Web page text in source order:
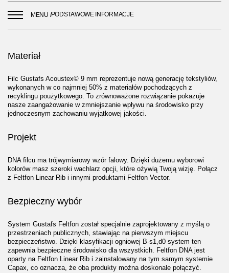
MENU /PODSTAWOWE INFORMACJE
Materiał
Filc Gustafs Acoustex© 9 mm reprezentuje nową generację tekstyliów,
wykonanych w co najmniej 50% z materiałów pochodzących z
recyklingu poużytkowego. To zrównoważone rozwiązanie pokazuje
nasze zaangażowanie w zmniejszanie wpływu na środowisko przy
jednoczesnym zachowaniu wyjątkowej jakości.
Projekt
DNA filcu ma trójwymiarowy wzór falowy. Dzięki dużemu wyborowi
kolorów masz szeroki wachlarz opcji, które ożywią Twoją wizję. Połącz
z Feltfon Linear Rib i innymi produktami Feltfon Vector.
Bezpieczny wybór
System Gustafs Feltfon został specjalnie zaprojektowany z myślą o
przestrzeniach publicznych, stawiając na pierwszym miejscu
bezpieczeństwo. Dzięki klasyfikacji ogniowej B-s1,d0 system ten
zapewnia bezpieczne środowisko dla wszystkich. Feltfon DNA jest
oparty na Feltfon Linear Rib i zainstalowany na tym samym systemie
Capax, co oznacza, że oba produkty można doskonale połączyć.